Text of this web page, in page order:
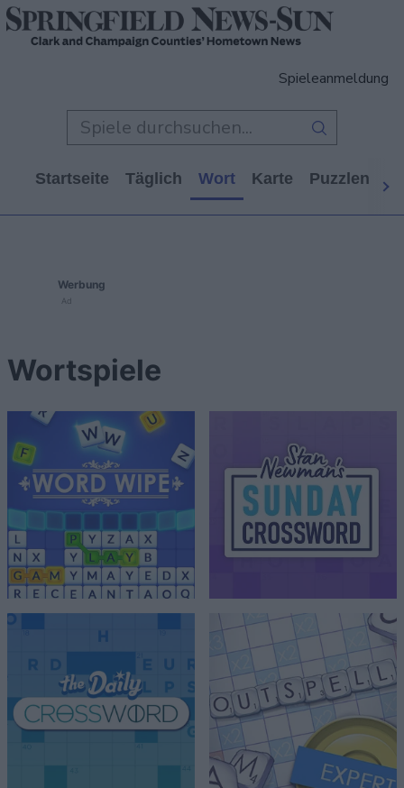
Spieleanmeldung
Startseite Täglich Wort Karte Puzzlen
Werbung
Ad
Wortspiele